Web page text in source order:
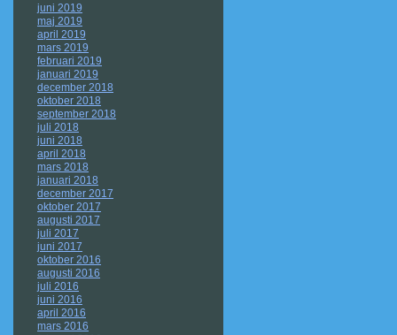
juni 2019
maj 2019
april 2019
mars 2019
februari 2019
januari 2019
december 2018
oktober 2018
september 2018
juli 2018
juni 2018
april 2018
mars 2018
januari 2018
december 2017
oktober 2017
augusti 2017
juli 2017
juni 2017
oktober 2016
augusti 2016
juli 2016
juni 2016
april 2016
mars 2016